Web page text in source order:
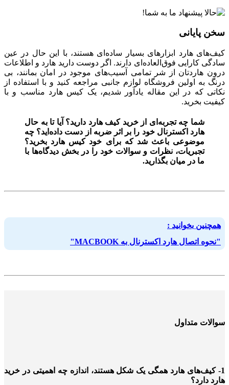
سخن پایانی
کیف‌های هارد ابزارهای بسیار ساده‌ای هستند، با این حال در عین
سادگی کارایی فوق‌العاده‌ای دارند. اگر دوست دارید هارد و اطلاعات
درون هاردتان از شر تمامی آسیب‌های موجود در امان بمانند، بی
درنگ به اولین فروشگاه لوازم جانبی مراجعه کنید و با استفاده از
نکاتی که در این مقاله یادآور شدیم، یک کیس هارد مناسب و با
کیفیت بخرید.
شما چه تجربه‌ای از خرید کیف هارد دارید؟ آیا تا به حال
هارد اکسترنال خود را بر اثر ضربه از دست داده‌اید؟ چه
موضوعی باعث شد که برای خود کیس هارد بخرید؟
تجبریات، نظرات و سوالات خود را در بخش دیدگاه‌ها با
ما در میان بگذارید.
همچنین بخوانید :
"نحوه اتصال هارد اکسترنال به MACBOOK"
سوالات متداول
1- کیف‌های هارد همگی یک شکل هستند، اندازه چه اهمیتی در خرید
هارد دارد؟